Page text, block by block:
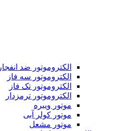
الکتروموتور ضد انفجار
الکتروموتور سه فاز
الکتروموتور تک فاز
الکتروموتور ترمزدار
موتور ویبره
موتور کولر آبی
موتور مشعل